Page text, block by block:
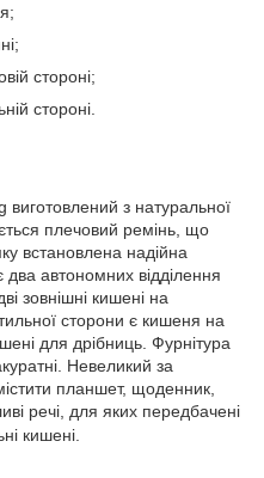
стороні;
стороні.
з натуральної
плечовий ремінь, що
встановлена надійна
автономних відділення
зовнішні кишені на
сторони є кишеня на
для дрібниць. Фурнітура
Невеликий за
планшет, щоденник,
речі, для яких передбачені
кишені.